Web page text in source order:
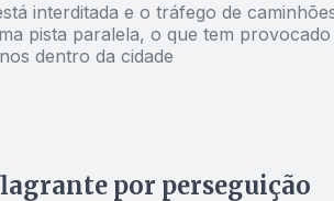
interditada e o tráfego de
pista paralela, o que tem provocado
dentro da cidade
por perseguição